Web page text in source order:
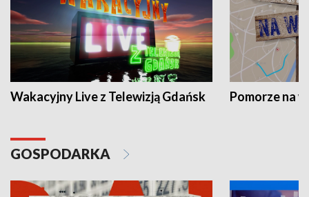
Wakacyjny Live z Telewizją Gdańsk Pomorze na
GOSPODARKA